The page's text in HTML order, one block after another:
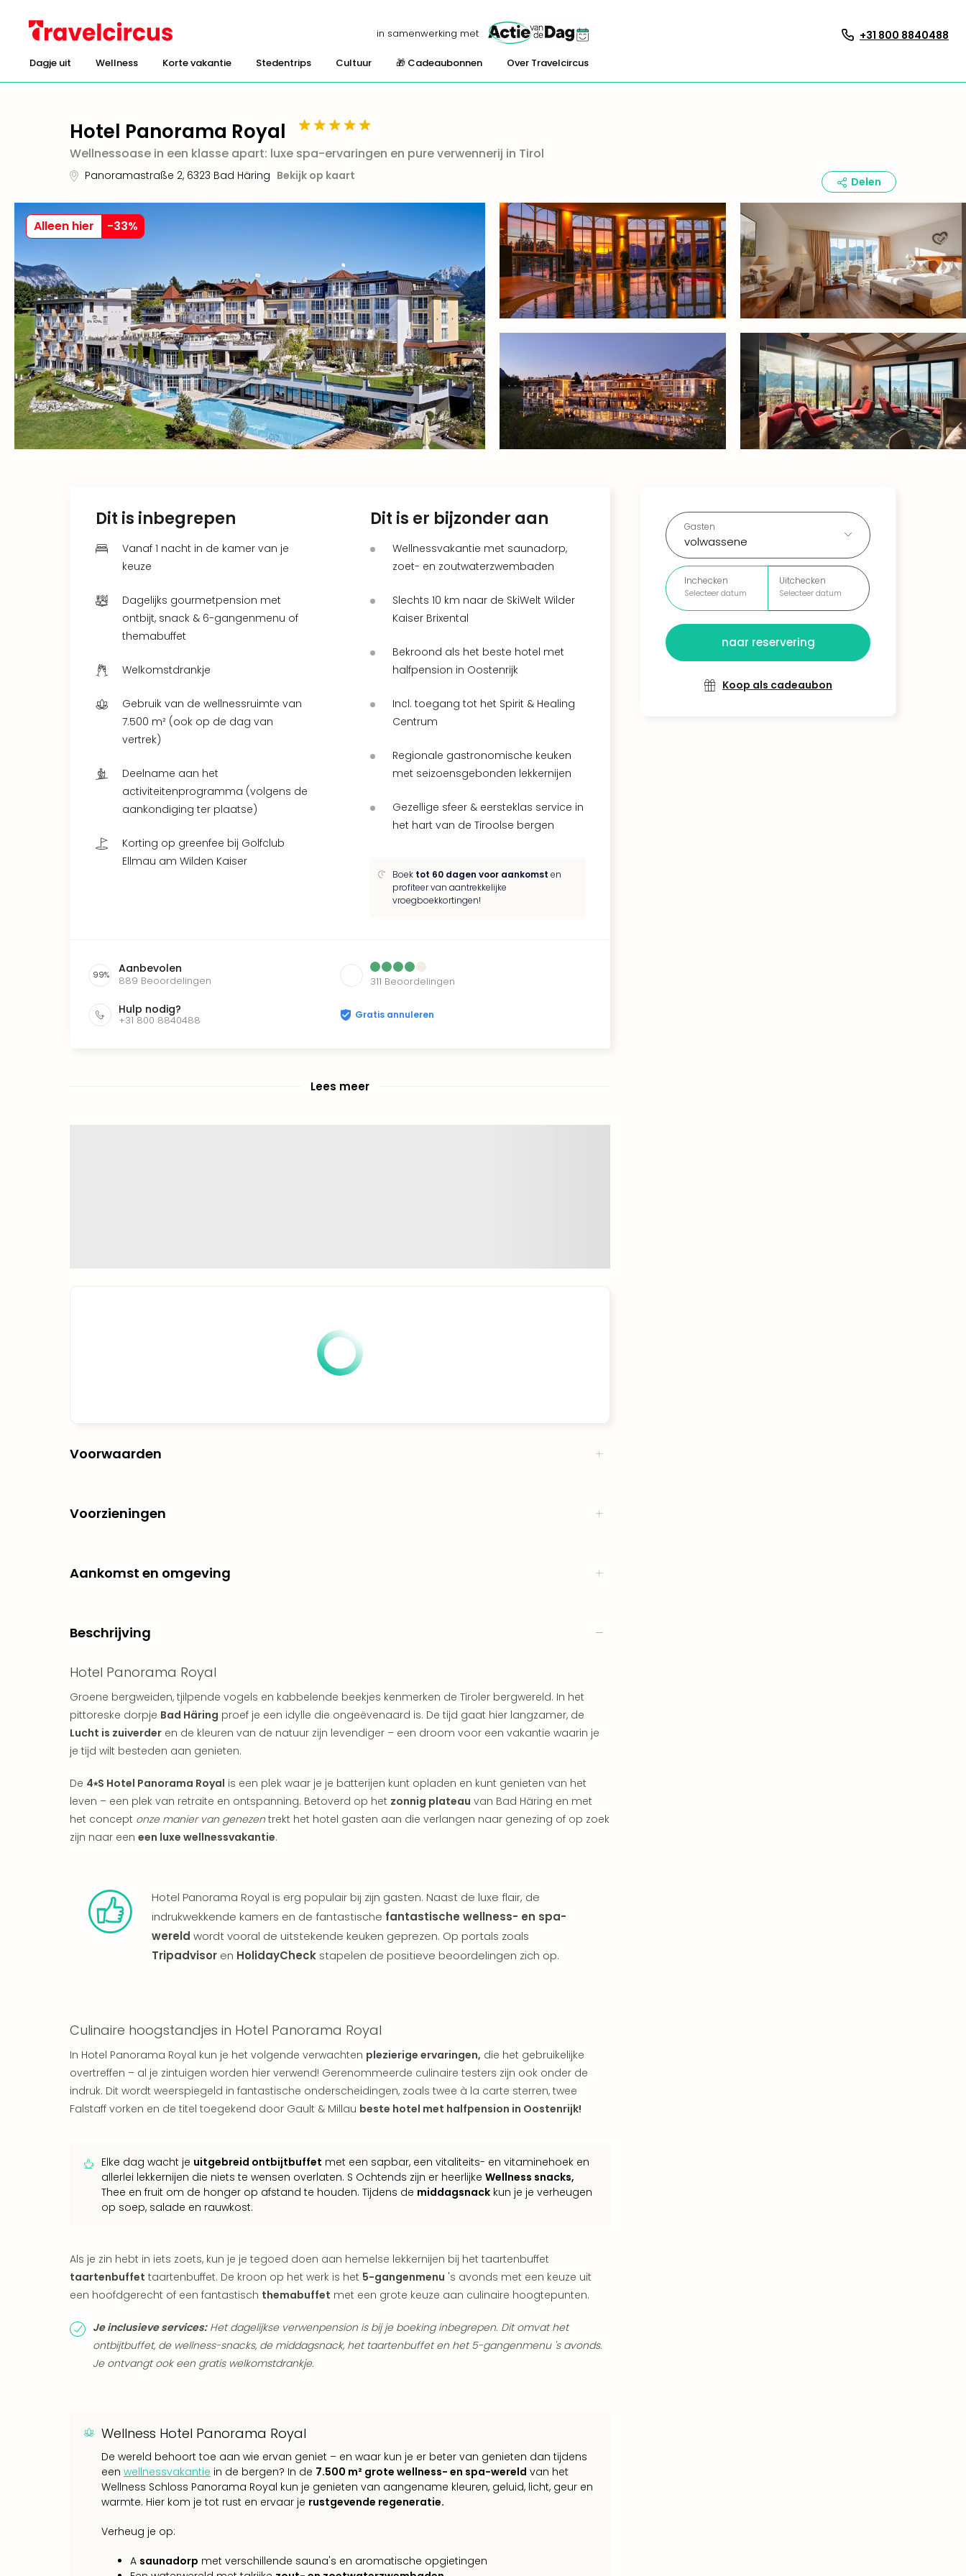
in samenwerking met +31 800 8840488
Dagje uit Wellness Korte vakantie Stedentrips Cultuur 🎁 Cadeaubonnen Over Travelcircus
Hotel Panorama Royal
Wellnessoase in een klasse apart: luxe spa-ervaringen en pure verwennerij in Tirol
Panoramastraße 2, 6323 Bad Häring Bekijk op kaart Delen
Alleen hier -33%
Gasten
volwassene
Inchecken
Selecteer datum
Uitchecken
Selecteer datum
naar reservering
Koop als cadeaubon
Dit is inbegrepen
Vanaf 1 nacht in de kamer van je
keuze
Dagelijks gourmetpension met
ontbijt, snack & 6-gangenmenu of
themabuffet
Welkomstdrankje
Gebruik van de wellnessruimte van
7.500 m² (ook op de dag van
vertrek)
Deelname aan het
activiteitenprogramma (volgens de
aankondiging ter plaatse)
Korting op greenfee bij Golfclub
Ellmau am Wilden Kaiser
Dit is er bijzonder aan
Wellnessvakantie met saunadorp,
zoet- en zoutwaterzwembaden
Slechts 10 km naar de SkiWelt Wilder
Kaiser Brixental
Bekroond als het beste hotel met
halfpension in Oostenrijk
Incl. toegang tot het Spirit & Healing
Centrum
Regionale gastronomische keuken
met seizoensgebonden lekkernijen
Gezellige sfeer & eersteklas service in
het hart van de Tiroolse bergen
Boek tot 60 dagen voor aankomst en
profiteer van aantrekkelijke
vroegboekkortingen!
99% Aanbevolen
889 Beoordelingen 311 Beoordelingen
Hulp nodig?
+31 800 8840488 Gratis annuleren
Lees meer
Voorwaarden
Voorzieningen
Aankomst en omgeving
Beschrijving
Hotel Panorama Royal
Groene bergweiden, tjilpende vogels en kabbelende beekjes kenmerken de Tiroler bergwereld. In het
pittoreske dorpje Bad Häring proef je een idylle die ongeëvenaard is. De tijd gaat hier langzamer, de
Lucht is zuiverder en de kleuren van de natuur zijn levendiger – een droom voor een vakantie waarin je
je tijd wilt besteden aan genieten.
De 4⭑S Hotel Panorama Royal is een plek waar je je batterijen kunt opladen en kunt genieten van het
leven – een plek van retraite en ontspanning. Betoverd op het zonnig plateau van Bad Häring en met
het concept onze manier van genezen trekt het hotel gasten aan die verlangen naar genezing of op zoek
zijn naar een een luxe wellnessvakantie.
Hotel Panorama Royal is erg populair bij zijn gasten. Naast de luxe flair, de
indrukwekkende kamers en de fantastische fantastische wellness- en spa-
wereld wordt vooral de uitstekende keuken geprezen. Op portals zoals
Tripadvisor en HolidayCheck stapelen de positieve beoordelingen zich op.
Culinaire hoogstandjes in Hotel Panorama Royal
In Hotel Panorama Royal kun je het volgende verwachten plezierige ervaringen, die het gebruikelijke
overtreffen – al je zintuigen worden hier verwend! Gerenommeerde culinaire testers zijn ook onder de
indruk. Dit wordt weerspiegeld in fantastische onderscheidingen, zoals twee à la carte sterren, twee
Falstaff vorken en de titel toegekend door Gault & Millau beste hotel met halfpension in Oostenrijk!
Elke dag wacht je uitgebreid ontbijtbuffet met een sapbar, een vitaliteits- en vitaminehoek en
allerlei lekkernijen die niets te wensen overlaten. S Ochtends zijn er heerlijke Wellness snacks,
Thee en fruit om de honger op afstand te houden. Tijdens de middagsnack kun je je verheugen
op soep, salade en rauwkost.
Als je zin hebt in iets zoets, kun je je tegoed doen aan hemelse lekkernijen bij het taartenbuffet
taartenbuffet taartenbuffet. De kroon op het werk is het 5-gangenmenu 's avonds met een keuze uit
een hoofdgerecht of een fantastisch themabuffet met een grote keuze aan culinaire hoogtepunten.
Je inclusieve services:Het dagelijkse verwenpension is bij je boeking inbegrepen. Dit omvat het
ontbijtbuffet, de wellness-snacks, de middagsnack, het taartenbuffet en het 5-gangenmenu 's avonds.
Je ontvangt ook een gratis welkomstdrankje.
Wellness Hotel Panorama Royal
De wereld behoort toe aan wie ervan geniet – en waar kun je er beter van genieten dan tijdens
een wellnessvakantie in de bergen? In de 7.500 m² grote wellness- en spa-wereld van het
Wellness Schloss Panorama Royal kun je genieten van aangename kleuren, geluid, licht, geur en
warmte. Hier kom je tot rust en ervaar je rustgevende regeneratie.
Verheug je op:
A saunadorp met verschillende sauna's en aromatische opgietingen